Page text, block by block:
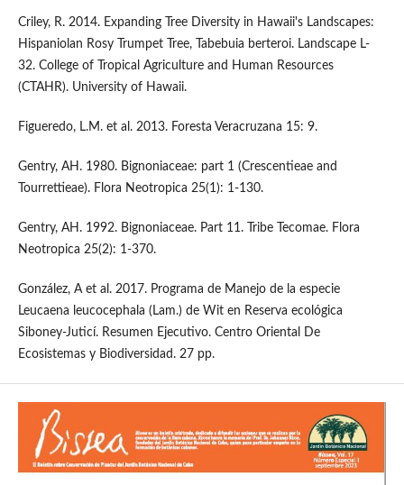
Criley, R. 2014. Expanding Tree Diversity in Hawaii's Landscapes:
Hispaniolan Rosy Trumpet Tree, Tabebuia berteroi. Landscape L-
32. College of Tropical Agriculture and Human Resources
(CTAHR). University of Hawaii.
Figueredo, L.M. et al. 2013. Foresta Veracruzana 15: 9.
Gentry, AH. 1980. Bignoniaceae: part 1 (Crescentieae and
Tourrettieae). Flora Neotropica 25(1): 1-130.
Gentry, AH. 1992. Bignoniaceae. Part 11. Tribe Tecomae. Flora
Neotropica 25(2): 1-370.
González, A et al. 2017. Programa de Manejo de la especie
Leucaena leucocephala (Lam.) de Wit en Reserva ecológica
Siboney-Juticí. Resumen Ejecutivo. Centro Oriental De
Ecosistemas y Biodiversidad. 27 pp.